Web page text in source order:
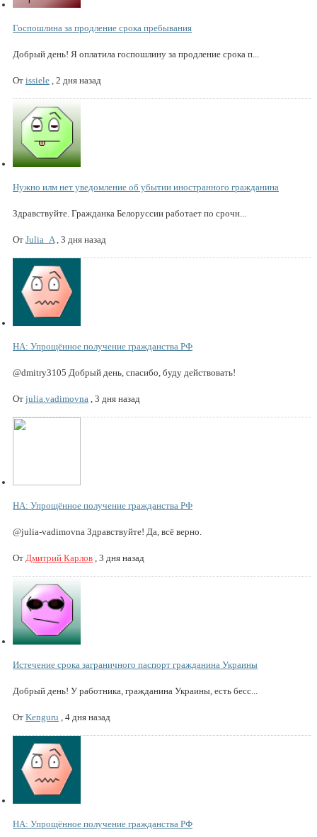
Госпошлина за продление срока пребывания
Добрый день! Я оплатила госпошлину за продление срока п...
От issiele 2 дня назад
Нужно илм нет уведомление об убытии иностранного гражданина
Здравствуйте. Гражданка Белоруссии работает по срочн...
От Julia_A 3 дня назад
НА: Упрощённое получение гражданства РФ
@dmitry3105 Добрый день, спасибо, буду действовать!
От julia.vadimovna 3 дня назад
НА: Упрощённое получение гражданства РФ
@julia-vadimovna Здравствуйте! Да, всё верно.
От Дмитрий Карлов 3 дня назад
Истечение срока заграничного паспорт гражданина Украины
Добрый день! У работника, гражданина Украины, есть бесс...
От Kenguru 4 дня назад
НА: Упрощённое получение гражданства РФ